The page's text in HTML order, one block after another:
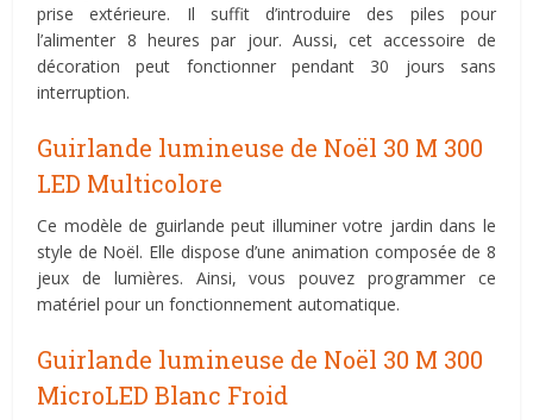
prise extérieure. Il suffit d’introduire des piles pour
l’alimenter 8 heures par jour. Aussi, cet accessoire de
décoration peut fonctionner pendant 30 jours sans
interruption.
Guirlande lumineuse de Noël 30 M 300
LED Multicolore
Ce modèle de guirlande peut illuminer votre jardin dans le
style de Noël. Elle dispose d’une animation composée de 8
jeux de lumières. Ainsi, vous pouvez programmer ce
matériel pour un fonctionnement automatique.
Guirlande lumineuse de Noël 30 M 300
MicroLED Blanc Froid